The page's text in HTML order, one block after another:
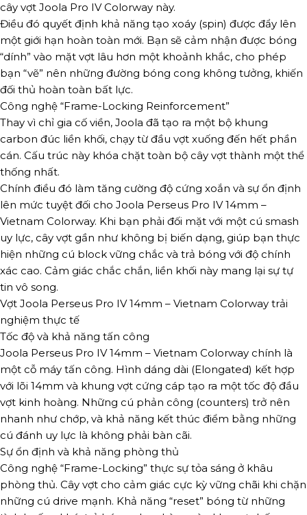
cây vợt Joola Pro IV Colorway này.
Điều đó quyết định khả năng tạo xoáy (spin) được đẩy lên
một giới hạn hoàn toàn mới. Bạn sẽ cảm nhận được bóng
“dính” vào mặt vợt lâu hơn một khoảnh khắc, cho phép
bạn “vẽ” nên những đường bóng cong không tưởng, khiến
đối thủ hoàn toàn bất lực.
Công nghệ “Frame-Locking Reinforcement”
Thay vì chỉ gia cố viền, Joola đã tạo ra một bộ khung
carbon đúc liền khối, chạy từ đầu vợt xuống đến hết phần
cán. Cấu trúc này khóa chặt toàn bộ cây vợt thành một thể
thống nhất.
Chính điều đó làm tăng cường độ cứng xoắn và sự ổn định
lên mức tuyệt đối cho Joola Perseus Pro IV 14mm –
Vietnam Colorway. Khi bạn phải đối mặt với một cú smash
uy lực, cây vợt gần như không bị biến dạng, giúp bạn thực
hiện những cú block vững chắc và trả bóng với độ chính
xác cao. Cảm giác chắc chắn, liền khối này mang lại sự tự
tin vô song.
Vợt Joola Perseus Pro IV 14mm – Vietnam Colorway trải
nghiệm thực tế
Tốc độ và khả năng tấn công
Joola Perseus Pro IV 14mm – Vietnam Colorway chính là
một cỗ máy tấn công. Hình dáng dài (Elongated) kết hợp
với lõi 14mm và khung vợt cứng cáp tạo ra một tốc độ đầu
vợt kinh hoàng. Những cú phản công (counters) trở nên
nhanh như chớp, và khả năng kết thúc điểm bằng những
cú đánh uy lực là không phải bàn cãi.
Sự ổn định và khả năng phòng thủ
Công nghệ “Frame-Locking” thực sự tỏa sáng ở khâu
phòng thủ. Cây vợt cho cảm giác cực kỳ vững chãi khi chặn
những cú drive mạnh. Khả năng “reset” bóng từ những